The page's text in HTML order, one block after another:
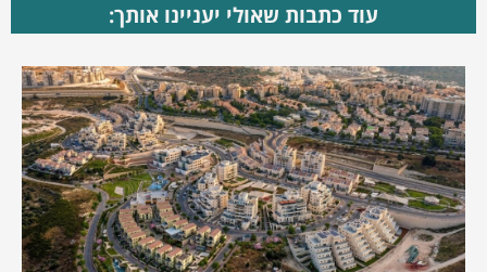
עוד כתבות שאולי יעניינו אותך: